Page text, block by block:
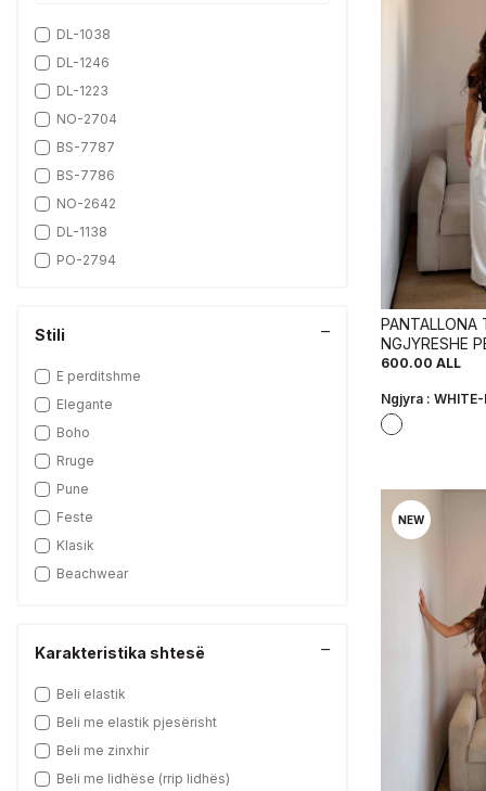
DL-1038
DL-1246
DL-1223
NO-2704
BS-7787
BS-7786
NO-2642
DL-1138
PO-2794
DL-4001
FI-11043
BS-8068
DL-1001
NO-2850
DL-1139
DL-1282
BS-7945
DL-1232-2
DL-4045-2
Stili
E perditshme
Elegante
Boho
Rruge
Pune
Feste
Klasik
Beachwear
Karakteristika shtesë
Beli elastik
Beli me elastik pjesërisht
Beli me zinxhir
Beli me lidhëse (rrip lidhës)
PANTALLONA
NGJYRESHE
NGJYRE TE
600.00 ALL
Ngjyra : WHITE-
NEW